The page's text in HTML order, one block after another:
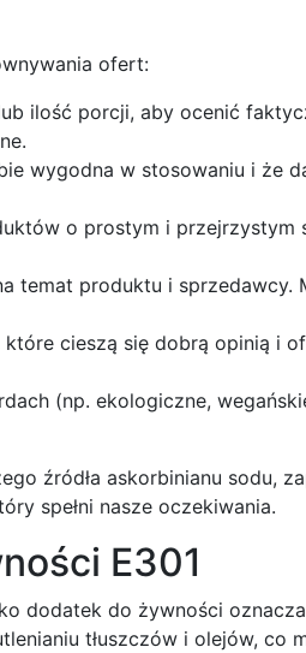
ofert:
ilość porcji, aby ocenić
wygodna w stosowaniu i że
o prostym i przejrzystym
temat produktu i sprzedawcy.
cieszą się dobrą opinią i
(np. ekologiczne,
źródła askorbinianu sodu,
spełni nasze oczekiwania.
E301
dodatek do żywności
tłuszczów i olejów, co